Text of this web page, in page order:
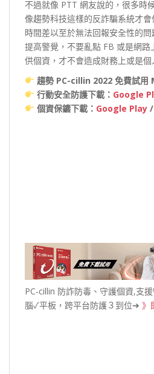
不過就像 PTT 網友說的，很多時
像趨勢科技這樣的反詐騙系統才
時間差以至於無法回報安全性的
提高警覺，不要亂點 FB 或是網路
供個資，才不會造成財務上或是個
趨勢 PC-cillin 2022 免費試用
行動安全防護下載： Google
個資保鑣下載： Google Play/
PC-cillin 防詐防毒、守護個資,支
腦✓平板，跨平台防護３到位➔ 》